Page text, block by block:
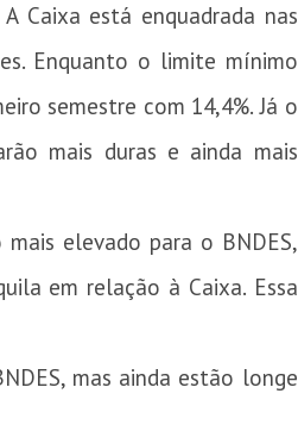
Caixa está enquadrada nas
Enquanto o limite mínimo
semestre com 14,4%. Já o
mais duras e ainda mais
elevado para o BNDES,
em relação à Caixa. Essa
mas ainda estão longe